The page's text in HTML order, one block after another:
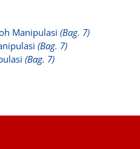
Manipulasi (Bag. 7)
(Bag. 7)
(Bag. 7)